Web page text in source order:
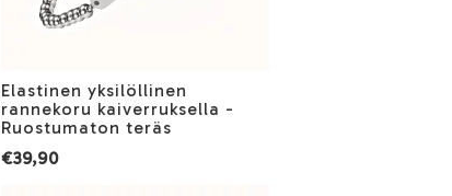
Elastinen yksilöllinen
rannekoru kaiverruksella -
Ruostumaton teräs
€39,90